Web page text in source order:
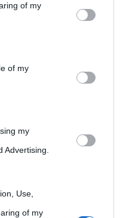
on the IAB’s list of
by us to third parties
Participants that may further
uses one or more Google
information including but
You may click to
and its third-party tags to
purposes in below Google
of my
of my
my
Advertising.
Use,
of my